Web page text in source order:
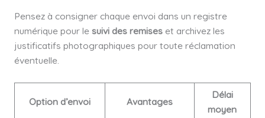
Pensez à consigner chaque envoi dans un registre
numérique pour le suivi des remiseset archivez les
justificatifs photographiques pour toute réclamation
éventuelle.
Option d’envoi Avantages
Délai
moyen